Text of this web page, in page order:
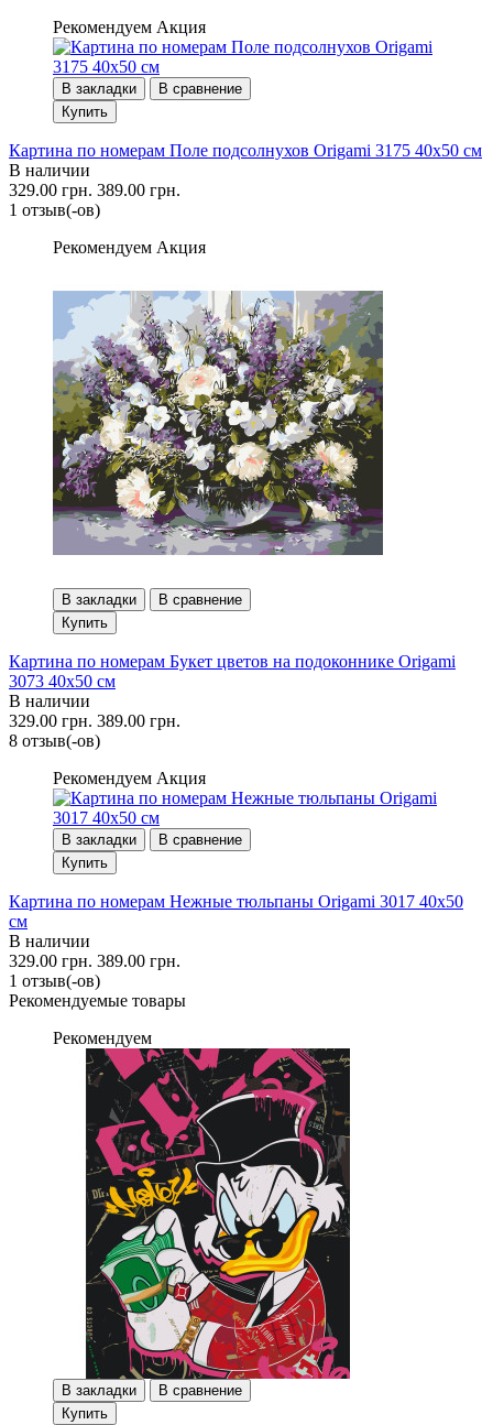
Рекомендуем Акция
В закладки
В сравнение
Купить
Картина по номерам Поле подсолнухов Origami 3175 40x50 см
В наличии
329.00 грн. 389.00 грн.
1 отзыв(-ов)
Рекомендуем Акция
В закладки
В сравнение
Купить
Картина по номерам Букет цветов на подоконнике Origami
3073 40x50 см
В наличии
329.00 грн. 389.00 грн.
8 отзыв(-ов)
Рекомендуем Акция
В закладки
В сравнение
Купить
Картина по номерам Нежные тюльпаны Origami 3017 40x50
см
В наличии
329.00 грн. 389.00 грн.
1 отзыв(-ов)
Рекомендуемые товары
Рекомендуем
В закладки
В сравнение
Купить